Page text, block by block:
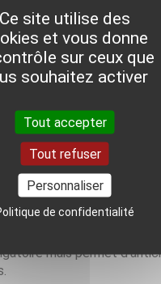
à chaleur d’une
à 30 kW. Ce dispositif
de recherche”
à la découverte
insuffisante
installation
une “garantie de
diminution ou de
les 10 premières années
mais permet
Ce site utilise des
et vous donne
sur ceux que
souhaitez activer
Tout accepter
Tout refuser
Personnaliser
de confidentialité